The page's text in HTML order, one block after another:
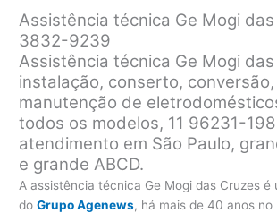
Assistência técnica Ge Mogi das
3832-9239
Assistência técnica Ge Mogi
instalação, conserto,
manutenção de
todos os modelos, 11 96231-
atendimento em São Paulo,
e grande ABCD.
A assistência técnica Ge Mogi das Cruzes é
doGrupo Agenews, há mais de 40 anos no